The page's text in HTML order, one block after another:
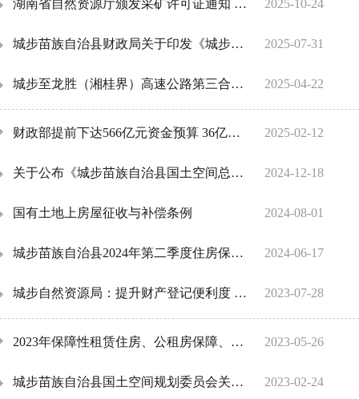
2025-10-24
湖南省自然资源厅颁发采矿许可证通知 湘采发[2025]56号
2025-07-31
城步苗族自治县财政局关于印发《城步苗族自治县城镇保障性安居工程专项资金管理暂行办法》的通知
2025-04-22
城步至龙胜（湘桂界）高速公路第三合同段（k39+520-k52+574.886）第七批非耕地临时用地审批单 （2025）城自土临字2号
2025-02-12
财政部提前下达566亿元资金预算 36亿元支持湖南城镇保障性安居工程
2024-12-18
关于公布《城步苗族自治县国土空间总体规划(2021-2035年)》的公告
2024-08-01
国有土地上房屋征收与补偿条例
2024-06-17
城步苗族自治县2024年第二季度住房保障家庭租赁补贴发放情况公示
2023-07-28
城步自然资源局：提升财产登记便利度 成功完成“三级跳”
2023-05-26
2023年保障性租赁住房、公租房保障、城镇棚户区改造等计划
2023-02-24
城步苗族自治县国土空间规划委员会关于南山国家公园主入口基础设施建设项目和南山国家公园智慧管理中心用地范围及规划技术指标调...